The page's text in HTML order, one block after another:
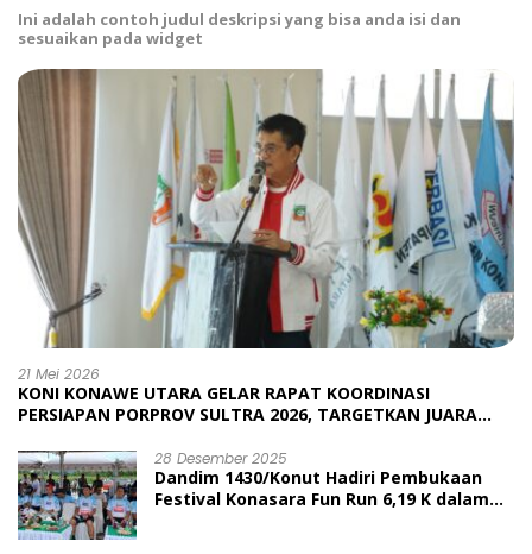
Ini adalah contoh judul deskripsi yang bisa anda isi dan
sesuaikan pada widget
21 Mei 2026
KONI KONAWE UTARA GELAR RAPAT KOORDINASI
PERSIAPAN PORPROV SULTRA 2026, TARGETKAN JUARA
28 Desember 2025
Dandim 1430/Konut Hadiri Pembukaan
Festival Konasara Fun Run 6,19 K dalam